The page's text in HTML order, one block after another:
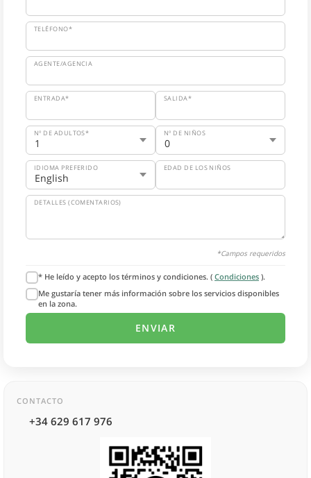
TELÉFONO*
AGENTE/AGENCIA
ENTRADA* SALIDA*
Nº DE ADULTOS* Nº DE NIÑOS
IDIOMA PREFERIDO EDAD DE LOS NIÑOS
DETALLES (COMENTARIOS)
*Campos requeridos
* He leído y acepto los términos y condiciones. ( Condiciones ).
Me gustaría tener más información sobre los servicios disponibles
en la zona.
CONTACTO
+34 629 617 976